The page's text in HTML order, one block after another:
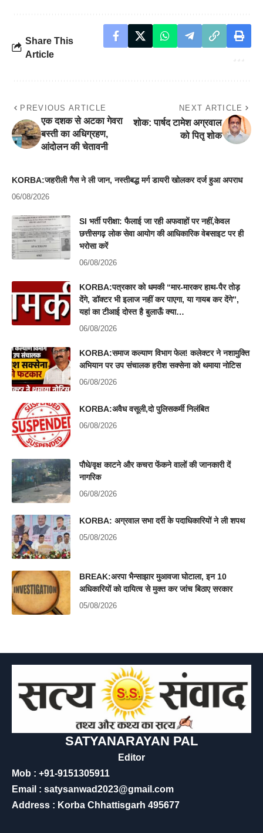
Share This
Article
PREVIOUS ARTICLE
एक दशक से अटका गेवरा
बस्ती का अधिग्रहण,
आंदोलन की चेतावनी
NEXT ARTICLE
शोक: पार्षद टामेश अग्रवाल
को पितृ शोक
KORBA:जहरीली गैस ने ली जान, नस्तीबद्ध मर्ग डायरी खोलकर दर्ज हुआ अपराध
06/08/2026
SI भर्ती परीक्षा: फैलाई जा रही अफवाहों पर नहीं,केवल
छत्तीसगढ़ लोक सेवा आयोग की आधिकारिक वेबसाइट पर ही
भरोसा करें
06/08/2026
KORBA:पत्रकार को धमकी “मार-मारकर हाथ-पैर तोड़
देंगे, डॉक्टर भी इलाज नहीं कर पाएगा, या गायब कर देंगे”,
यहां का टीआई दोस्त है बुलाऊँ क्या…
06/08/2026
KORBA:समाज कल्याण विभाग फेल! कलेक्टर ने नशामुक्ति
अभियान पर उप संचालक हरीश सक्सेना को थमाया नोटिस
06/08/2026
KORBA:अवैध वसूली,दो पुलिसकर्मी निलंबित
06/08/2026
पौधे/वृक्ष काटने और कचरा फेंकने वालों की जानकारी दें
नागरिक
06/08/2026
KORBA: अग्रवाल सभा दर्री के पदाधिकारियों ने ली शपथ
05/08/2026
BREAK:अरपा भैन्साझार मुआवजा घोटाला, इन 10
अधिकारियों को दायित्व से मुक्त कर जांच बिठाए सरकार
05/08/2026
SATYANARAYAN PAL
Editor
Mob : +91-9151305911
Email : satysanwad2023@gmail.com
Address : Korba Chhattisgarh 495677